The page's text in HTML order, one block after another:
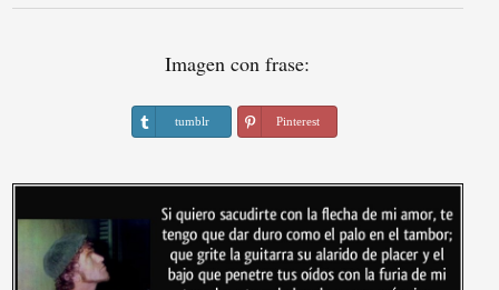
Imagen con frase:
tumblr Pinterest